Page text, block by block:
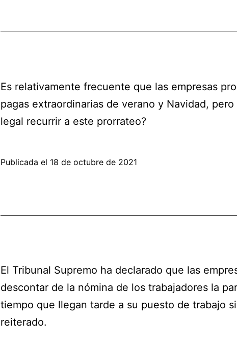
Es relativamente frecuente que las empresas
pagas extraordinarias de verano y Navidad, pero
legal recurrir a este prorrateo?
Publicada el 18 de octubre de 2021
El Tribunal Supremo ha declarado que las
descontar de la nómina de los trabajadores la
tiempo que llegan tarde a su puesto de trabajo
reiterado.